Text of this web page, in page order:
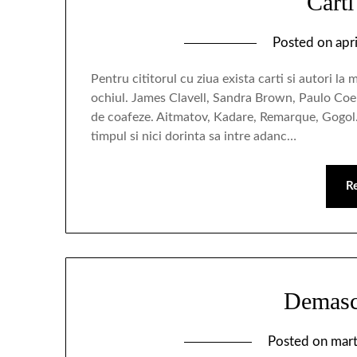
Posted on
Pentru cititorul cu ziua exista carti si autori la
ochiul. James Clavell, Sandra Brown, Paulo
de coafeze. Aitmatov, Kadare, Remarque,
timpul si nici dorinta sa intre adanc…
Posted on